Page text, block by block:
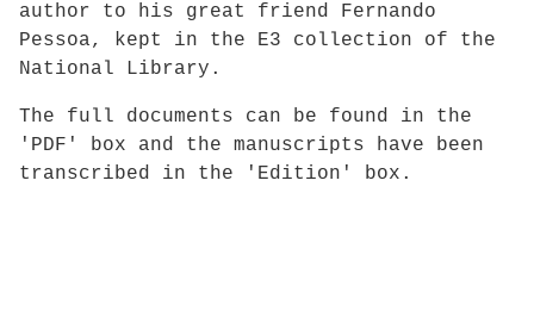
author to his great friend Fernando
Pessoa, kept in the E3 collection of the
National Library.
The full documents can be found in the
'PDF' box and the manuscripts have been
transcribed in the 'Edition' box.